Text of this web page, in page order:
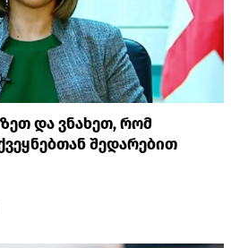
და ვნახეთ, რომ
შედარებით